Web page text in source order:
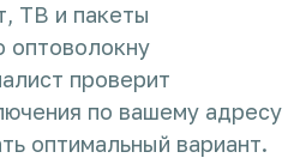
доме
ТВ и пакеты
оптоволокну
проверит
по вашему адресу
оптимальный вариант.